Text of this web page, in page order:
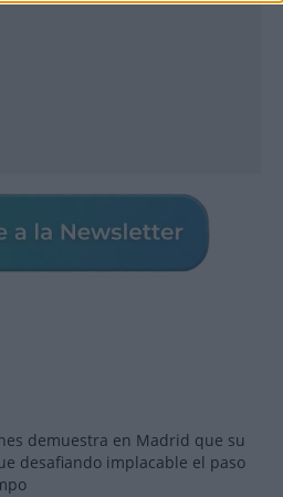
demuestra en Madrid que su
desafiando implacable el paso